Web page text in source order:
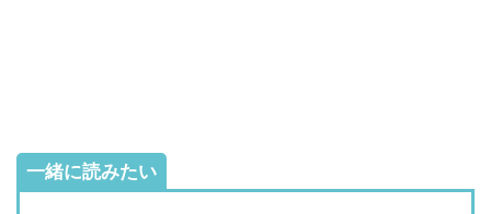
一緒に読みたい